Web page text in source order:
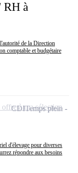
RH à
de la Direction
comptable et budgétaire
d'élevage pour diverses
répondre aux besoins
CDITemps plein
à ma sélection